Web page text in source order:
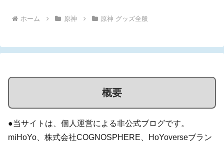
ホーム 原神 原神 グッズ全般
概要
●当サイトは、個人運営による非公式ブログです。
miHoYo、株式会社COGNOSPHERE、HoYoverseブラン